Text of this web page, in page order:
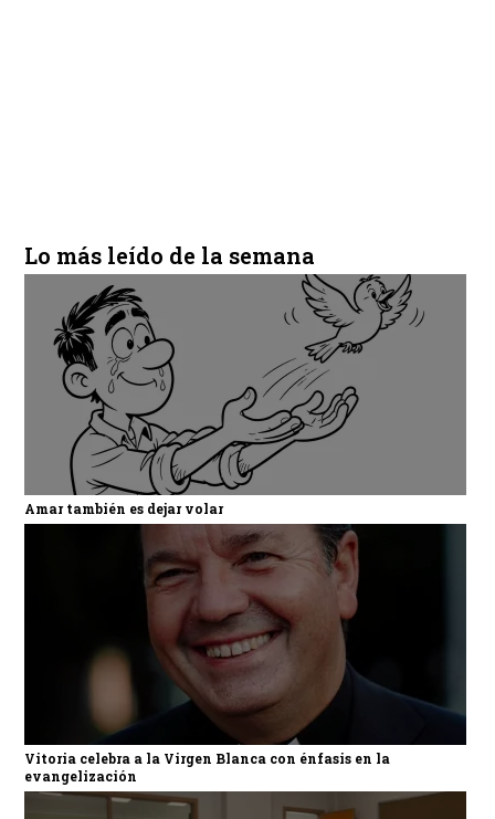
Lo más leído de la semana
Amar también es dejar volar
Vitoria celebra a la Virgen Blanca con énfasis en la
evangelización